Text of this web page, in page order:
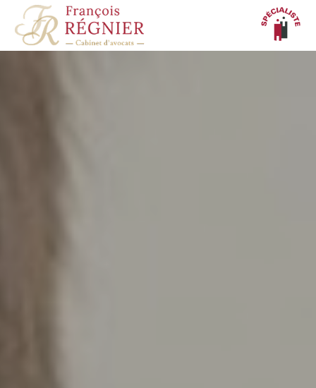
Panneau de gestion des cookies